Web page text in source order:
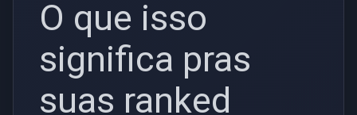
O que isso
significa pras
suas ranked